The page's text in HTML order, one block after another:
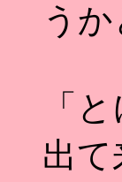
う
「
出